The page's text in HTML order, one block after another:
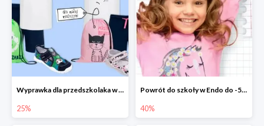
Wyprawka dla przedszkolaka w Endo do -25%
25%
Powrót do szkoły w Endo do -50%
40%